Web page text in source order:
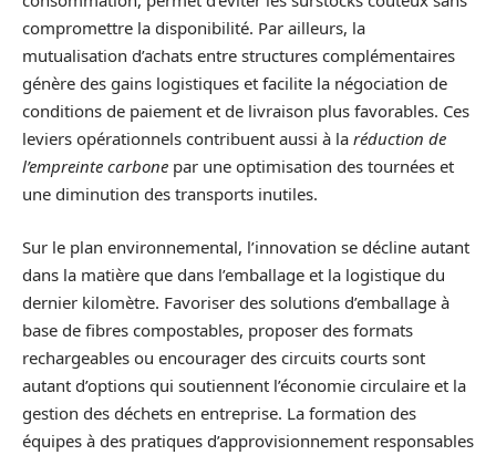
compromettre la disponibilité. Par ailleurs, la
mutualisation d’achats entre structures complémentaires
génère des gains logistiques et facilite la négociation de
conditions de paiement et de livraison plus favorables. Ces
leviers opérationnels contribuent aussi à la réduction de
l’empreinte carbone par une optimisation des tournées et
une diminution des transports inutiles.
Sur le plan environnemental, l’innovation se décline autant
dans la matière que dans l’emballage et la logistique du
dernier kilomètre. Favoriser des solutions d’emballage à
base de fibres compostables, proposer des formats
rechargeables ou encourager des circuits courts sont
autant d’options qui soutiennent l’économie circulaire et la
gestion des déchets en entreprise. La formation des
équipes à des pratiques d’approvisionnement responsables